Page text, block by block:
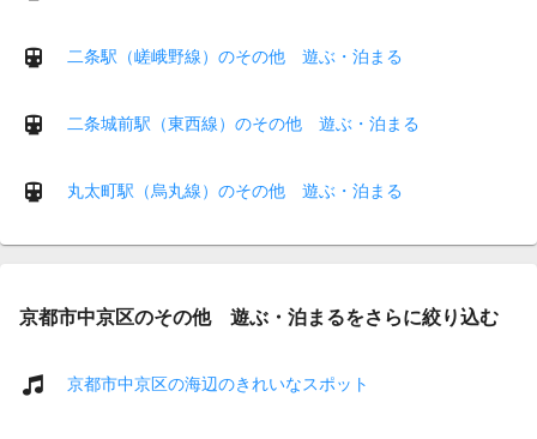
二条駅（嵯峨野線）のその他 遊ぶ・泊まる
二条城前駅（東西線）のその他 遊ぶ・泊まる
丸太町駅（烏丸線）のその他 遊ぶ・泊まる
京都市中京区のその他 遊ぶ・泊まるをさらに絞り込む
京都市中京区の海辺のきれいなスポット